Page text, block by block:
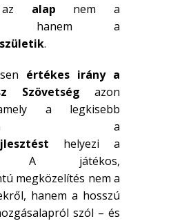
az alap nem a
hanem a
.
értékes irány a
Szövetség azon
a legkisebb
a
helyezi a
A játékos,
megközelítés nem a
hanem a hosszú
szól – és